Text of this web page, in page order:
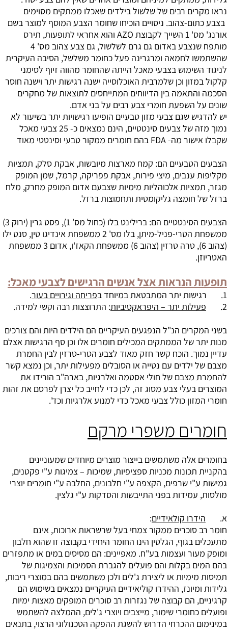
נראו מקרים רבים של שלשול בילדים שאכלו ממתקים מסוימים
בצבע כתום-צהוב. ניסויים הוכיחו שחומר הצבע המוסף למוצר בשם
אורנג' מס' 1 השייך לקבוצת AZO והוא אחראי לתופעות, תירס
מותפח שנצבע באדום גם גרם לשלשול, גם צבע צהוב מס' 4
שהשתמשו לחמאה ומרגרינה פעל כחומר משלשל, הסיבה העיקרית
לניגוד השימוש בצבעי מאכל הייתה שהחומר מהווה זיוף לסימני
קלקול במזון וכן שלמרבית האוכלוסייה ישנה רגישות יתר וישנה חוסר
הסכמה והתאמה בין הדיווחים המתייחסים לתוצאות של מחקרים
שונים על השפעת חומרי צבע רבים על בני אדם.
יש להדגיש שגם צבעי מזון טבעיים הופיעו רגישויות יתר בשיעור לא
נמוך מזה של צבעים סינטטיים, הינם נמצאים כ- 25 צבעי מאכל
שקבלו אישור מה- FDA בהם חומרים ממקור טבעי וסינטטי מאוד
הצבעים הטבעיים הם: קמח מארצות מיובשות, אבקת סלק, תמציות
מקליפות ענבים, מיצי פירות, אבקת פפריקה, קרמל, שמן המופק
מגזר, תמציות אלכוהליות מימיות שצבעם אדום המופק מחרק, מלח
ברזל של חומצה גליקומטית ותחמוצות ברזל.
הצבעים הסינטטיים הם: ברילינט בלו (כחול מס' 1), פסט גרין (ירוק 3)
ממשפחת הטרי-פניל-מיתן, בלו מס' 2 ממשפחת אינדיגו טין, סנט ילו
(צהוב 6), טרה טרזין (צהוב 6) ממשפחת הקאז'ו, אדום 3 ממשפחת
האטריוזן.
תופעות הנראות אצל אנשים הרגישים לצבעי מאכל:
1. רגישות יתר המתבטאת במיוחד ב פריחה וגירויים בעור.
2.
פעילות יתר – היפראקטיביות: התרוצצות רבה וקשי למידה.
בשני המקרים הנ"ל הנפגעים העיקריים הם הילדים היות והם צורכים
מנות יתר של הממתקים המכילים חומרים אלו וכן סף הרגישות אצלם
עדיין נמוך. הוכח קשר חזק מאוד לצבע הטרי-טרזין לבין החמרת
מצבם של ילדים עם נטייה או הסובלים מפעילות יתר, וכן נמצא קשר
להחמרת מצבם של חולי אסטמה ואלרגיות, בארה"ב הורידו את
המוצרים בעלי צבע מסוג זה, לכן כדי לחייב כל יצרן לפרסם את זהות
חומרי המזון כולל צבעי מאכל כדי למנוע אלרגיות וכד'.
חומרים משפרי מרקם
בחומרים אלה משתמשים בייצור מוצרים מיוחדים שמעוניינים
בהקניית תכונות מכניות ספציפיות, שמיכות – צמיגות ע"י פקטנים,
גמישות ע"י שרפים, הקצפה ע"י חלבונים, החלבה ע"י חומרים יוצרי
מולסות, עמידות בפני התייבשות והסדקות ע"י גלצין.
א. הידרו קולאידיים:
חומר רב סוכרים ממקור צמחי בעל שרשראות ארוכות, אינם
מתעכלים בגוף, הגלטין הינו החומר היחידי בקבוצה זו שהוא חלבון
ומופק מעור ועצמות בע"ח. מאפיינים: הם מסיסים במים או מתפזרים
בהם המים בקלות והם פועלים להגברת הסמיכות והצמיגות של
תמיסות מימיות או ליצירת ג'לים ולכן משתמשים בהם במוצרי ריבות,
גלידות ומיונז, ההידרו קוליאידיים העיקריים נמצאים בשימוש הם
קרגיניים, הם קבוצה של נגזרות רב סוכרים המופקים מאצות ימיות
ופועלים כחומרי שימור, מייצבים ויוצרי ג'לים, ההמלצה להשתמש
במינימום ההכרחי הדרוש להשגת ההפקה הטכנולוגי הרצוי, בתנאים